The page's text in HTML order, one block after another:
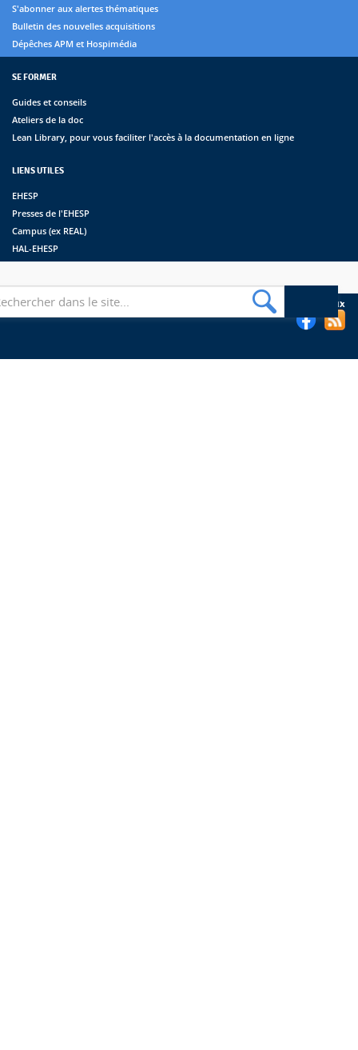
S'abonner aux alertes thématiques
Bulletin des nouvelles acquisitions
Dépêches APM et Hospimédia
SE FORMER
Guides et conseils
Ateliers de la doc
Lean Library, pour vous faciliter l'accès à la documentation en ligne
LIENS UTILES
EHESP
Presses de l'EHESP
Campus (ex REAL)
HAL-EHESP
Suivez les bibliothèques de l'EHESP sur les réseaux sociaux